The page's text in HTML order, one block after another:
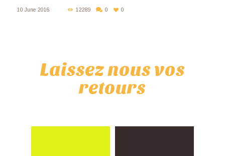
10 June 2016 12289 0 0
Laissez nous vos
retours